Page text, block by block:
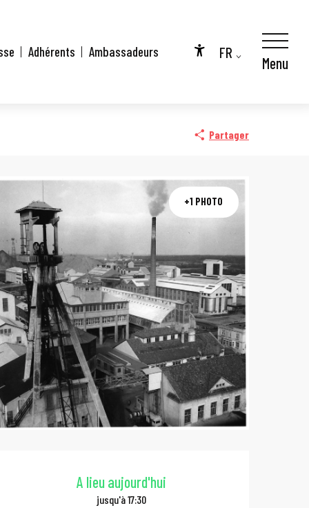
Accessibilité
FR
Adhérents Ambassadeurs
Menu
Partager
+1 PHOTO
Ouverture et
A lieu aujourd'hui
jusqu'à 17:30